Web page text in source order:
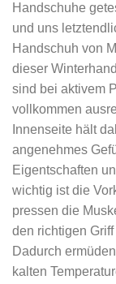
Handschuhe
und uns
Handschuh von
dieser
sind bei aktivem
vollkommen
Innenseite hält
angenehmes
Eigentschaften
wichtig ist die
pressen die
den richtigen
Dadurch
kalten